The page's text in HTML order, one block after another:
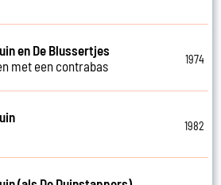
en De Blussertjes
met een contrabas
1974
1982